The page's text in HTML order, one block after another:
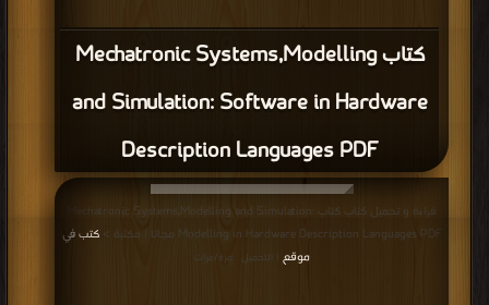
كتاب Mechatronic Systems,Modelling
and Simulation: Software in Hardware
Description Languages PDF
قراءة و تحميل كتاب كتاب Mechatronic Systems,Modelling and Simulation:
Modelling in Hardware Description Languages PDF مجانا | مكتبة >
كتب في
موقع
| التحميل : مرة/مرات